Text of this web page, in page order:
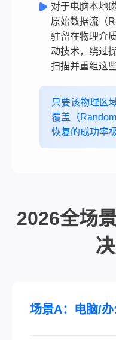
对于电脑本地
原始数据流（
驻留在物理介
动技术，绕过
扫描并重组这
只要该物理区
覆盖（
恢复的成功率
2026全场
场景A：电脑/